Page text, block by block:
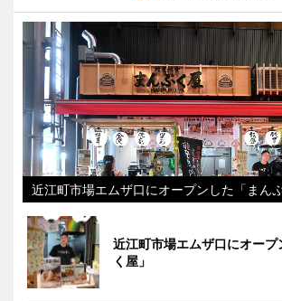
近江町市場エムザ口にオープンした「まんぷ
近江町市場エムザ口にオープ
く屋」